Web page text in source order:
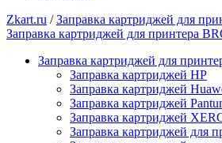
Zkart.ru /Заправка картриджей для
Заправка картриджей для принтера
Заправка картриджей для
Заправка картриджей HP
Заправка картриджей
Заправка картриджей
Заправка картриджей
Заправка картриджей для